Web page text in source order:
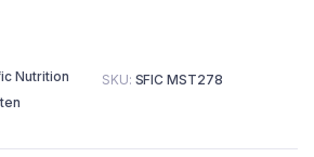
Nutrition
SKU: SFIC MST278